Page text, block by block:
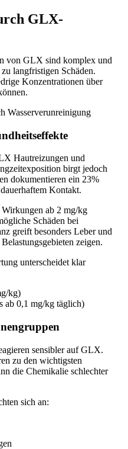
GLX-
von GLX sind komplex und
langfristigen Schäden.
Konzentrationen über
Hautreizungen und
birgt jedoch
dokumentieren ein 23%
Kontakt.
Wirkungen ab 2 mg/kg
Schäden bei
greift besonders Leber und
zeigen.
unterscheidet klar
kg)
ab 0,1 mg/kg täglich)
sensibler auf GLX.
zu den wichtigsten
die Chemikalie schlechter
sich an: